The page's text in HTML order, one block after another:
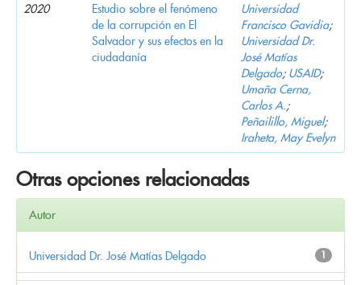
2020
Estudio sobre el fenómeno
de la corrupción en El
Salvador y sus efectos en la
ciudadanía
Universidad
Francisco Gavidia;
Universidad Dr.
José Matías
Delgado; USAID;
Umaña Cerna,
Carlos A.;
Peñailillo, Miguel;
Iraheta, May Evelyn
Otras opciones relacionadas
Autor
1
Universidad Dr. José Matías Delgado